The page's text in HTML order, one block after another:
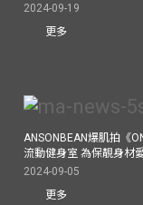
2024-09-19
更多
ANSONBEAN爆肌拍《
流動健身室 為保靚身材
2024-09-05
更多